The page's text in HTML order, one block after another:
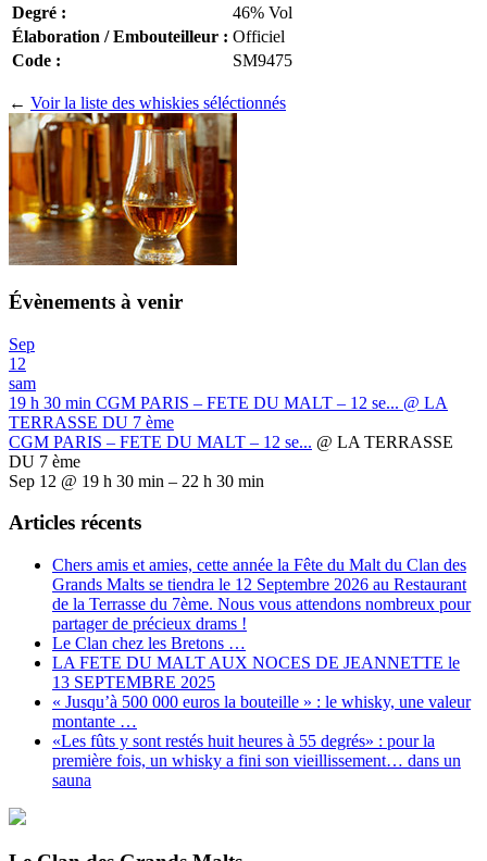
Degré :
46% Vol
Élaboration / Embouteilleur : Officiel
Code :
SM9475
← Voir la liste des whiskies séléctionnés
Évènements à venir
Sep
12
sam
19 h 30 min CGM PARIS – FETE DU MALT – 12 se... @ LA
TERRASSE DU 7 ème
CGM PARIS – FETE DU MALT – 12 se... @ LA TERRASSE
DU 7 ème
Sep 12 @ 19 h 30 min – 22 h 30 min
Articles récents
Chers amis et amies, cette année la Fête du Malt du Clan des
Grands Malts se tiendra le 12 Septembre 2026 au Restaurant
de la Terrasse du 7ème. Nous vous attendons nombreux pour
partager de précieux drams !
Le Clan chez les Bretons …
LA FETE DU MALT AUX NOCES DE JEANNETTE le
13 SEPTEMBRE 2025
« Jusqu’à 500 000 euros la bouteille » : le whisky, une valeur
montante …
«Les fûts y sont restés huit heures à 55 degrés» : pour la
première fois, un whisky a fini son vieillissement… dans un
sauna